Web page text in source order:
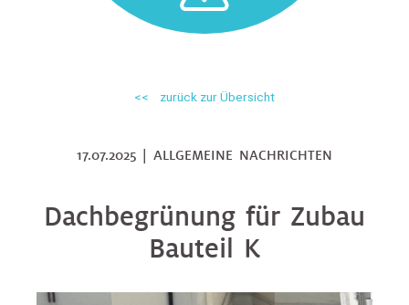
<< zurück zur Übersicht
17.07.2025 | ALLGEMEINE NACHRICHTEN
Dachbegrünung für Zubau
Bauteil K